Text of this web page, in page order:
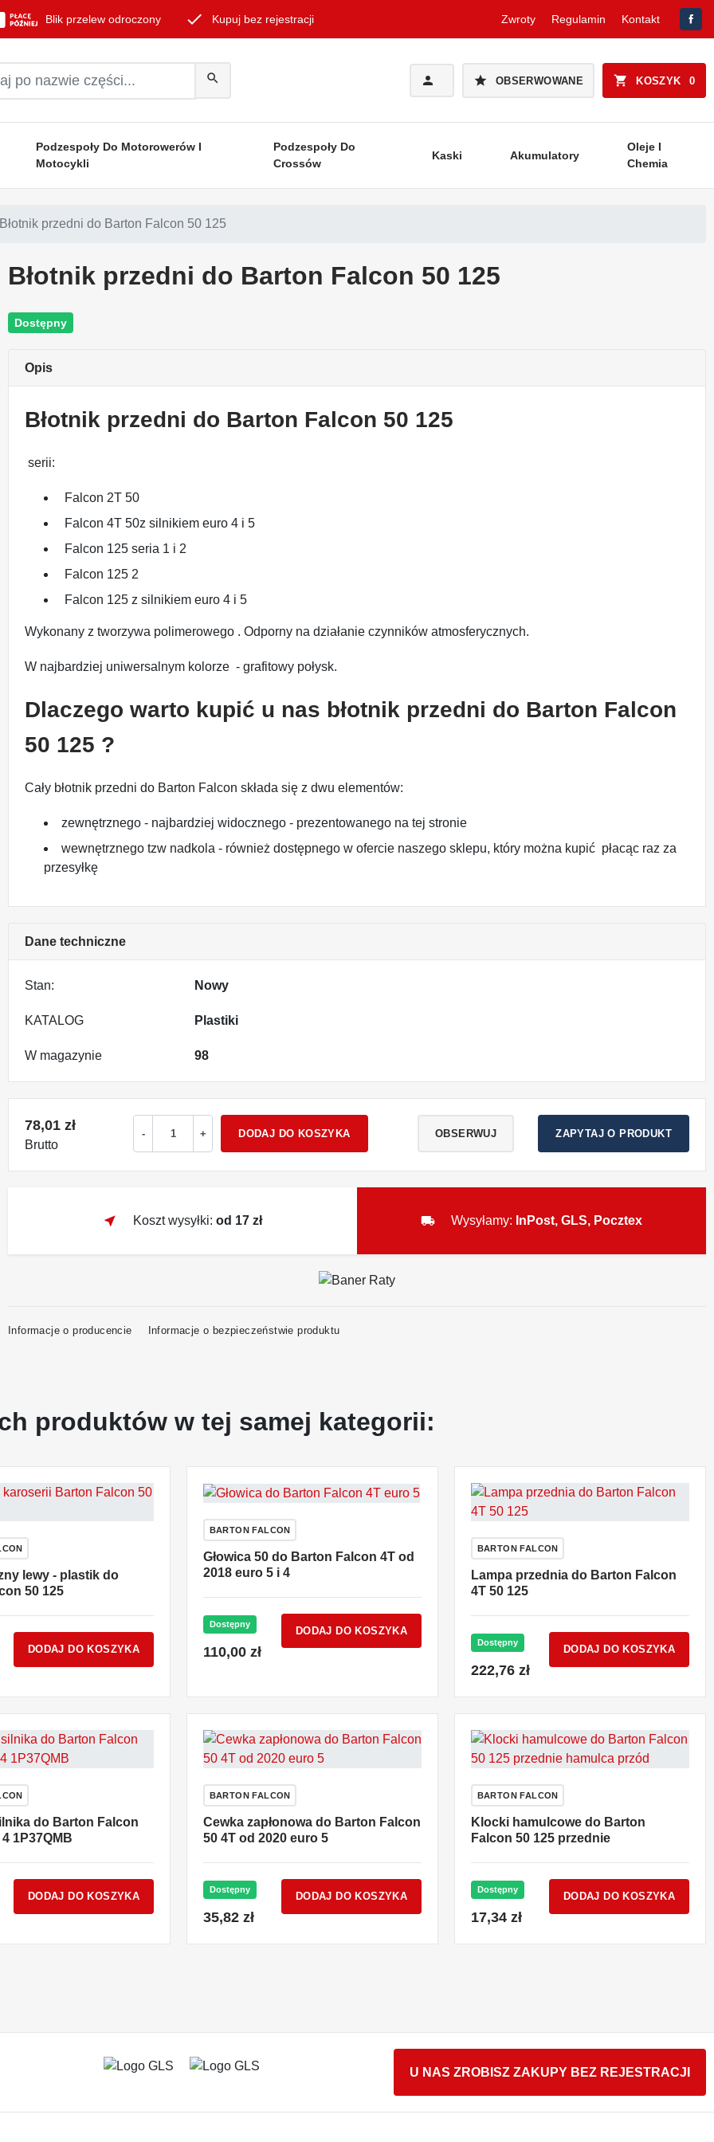
Blik przelew odroczony done Kupuj bez rejestracji Zwroty Regulamin Kontakt
search OBSERWOWANE KOSZYK 0
Podzespoły Do Motorowerów I
Motocykli
Podzespoły Do
Crossów
Kaski Akumulatory
Oleje I
Chemia
Błotnik przedni do Barton Falcon 50 125
Błotnik przedni do Barton Falcon 50 125
Dostępny
Opis
Błotnik przedni do Barton Falcon 50 125
serii:
Falcon 2T 50
Falcon 4T 50z silnikiem euro 4 i 5
Falcon 125 seria 1 i 2
Falcon 125 2
Falcon 125 z silnikiem euro 4 i 5
Wykonany z tworzywa polimerowego . Odporny na działanie czynników atmosferycznych.
W najbardziej uniwersalnym kolorze - grafitowy połysk.
Dlaczego warto kupić u nas błotnik przedni do Barton Falcon
50 125 ?
Cały błotnik przedni do Barton Falcon składa się z dwu elementów:
zewnętrznego - najbardziej widocznego - prezentowanego na tej stronie
wewnętrznego tzw nadkola - również dostępnego w ofercie naszego sklepu, który można kupić płacąc raz za
przesyłkę
Dane techniczne
Stan: Nowy
KATALOG Plastiki
W magazynie 98
78,01 zł
Brutto
- + DODAJ DO KOSZYKA OBSERWUJ ZAPYTAJ O PRODUKT
near_me Koszt wysyłki: od 17 zł local_shipping Wysyłamy: InPost, GLS, Pocztex
Informacje o producencie Informacje o bezpieczeństwie produktu
produktów w tej samej kategorii:
lewy - plastik do
50 125
DODAJ DO KOSZYKA
BARTON FALCON
Głowica 50 do Barton Falcon 4T od
2018 euro 5 i 4
Dostępny
110,00 zł
DODAJ DO KOSZYKA
BARTON FALCON
Lampa przednia do Barton Falcon
4T 50 125
Dostępny
222,76 zł
DODAJ DO KOSZYKA
do Barton Falcon
1P37QMB
DODAJ DO KOSZYKA
BARTON FALCON
Cewka zapłonowa do Barton Falcon
50 4T od 2020 euro 5
Dostępny
35,82 zł
DODAJ DO KOSZYKA
BARTON FALCON
Klocki hamulcowe do Barton
Falcon 50 125 przednie
Dostępny
17,34 zł
DODAJ DO KOSZYKA
U NAS ZROBISZ ZAKUPY BEZ REJESTRACJI